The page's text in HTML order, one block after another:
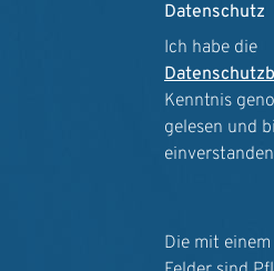
Datenschutz
Ich habe die
Kenntnis
gelesen und
Die mit